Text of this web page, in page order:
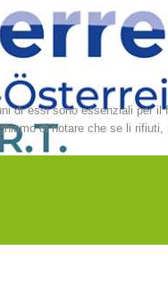
di essi sono essenziali per
di notare che se li